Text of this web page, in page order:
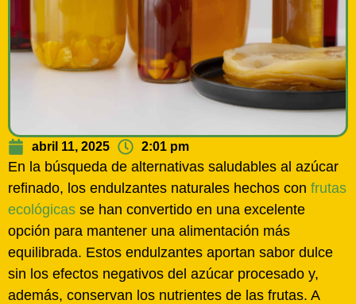
abril 11, 2025 2:01 pm
En la búsqueda de alternativas saludables al azúcar
refinado, los endulzantes naturales hechos con frutas
ecológicas se han convertido en una excelente
opción para mantener una alimentación más
equilibrada. Estos endulzantes aportan sabor dulce
sin los efectos negativos del azúcar procesado y,
además, conservan los nutrientes de las frutas. A